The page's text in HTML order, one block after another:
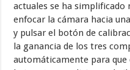
actuales se ha
enfocar la cámara hacia
y pulsar el botón de
la ganancia de los tres
automáticamente para que